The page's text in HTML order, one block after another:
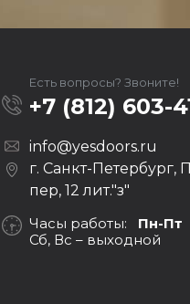
Есть вопросы? Звоните!
+7 (812) 603-
info@yesdoors.ru
г. Санкт-Петербург,
пер, 12 лит."з"
Часы работы: Пн-Пт
Сб, Вс – выходной